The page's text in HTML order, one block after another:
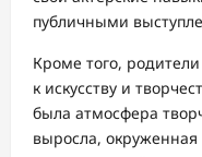
публичными
Кроме того,
к искусству и
была атмосфера
выросла,